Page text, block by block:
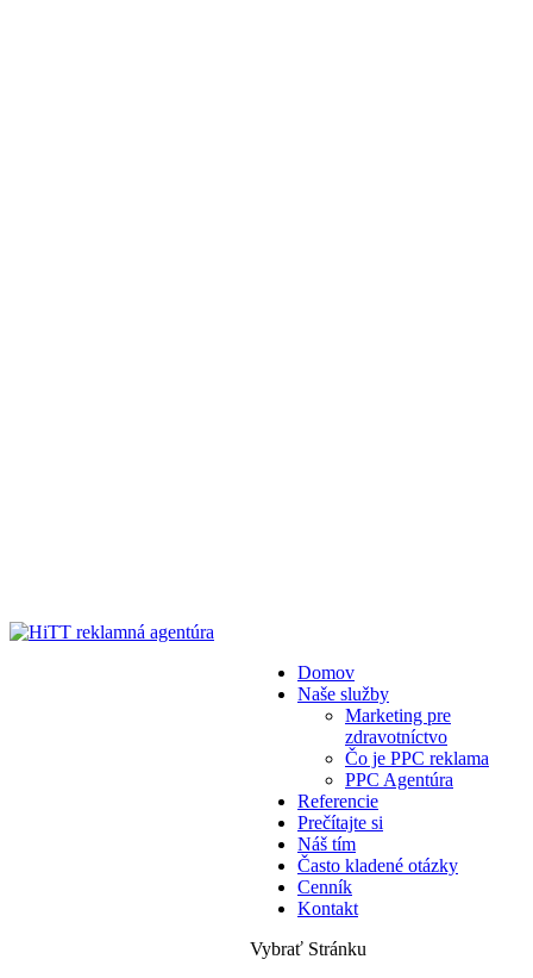
Domov
Naše služby
Marketing pre
zdravotníctvo
Čo je PPC reklama
PPC Agentúra
Referencie
Prečítajte si
Náš tím
Často kladené otázky
Cenník
Kontakt
Vybrať Stránku